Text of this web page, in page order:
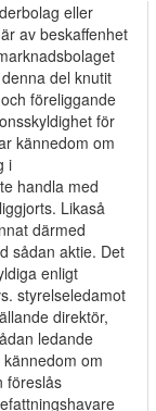
eller
av beskaffenhet
del knutit
föreliggande
för
kännedom om
i
handla med
Likaså
därmed
sådan aktie. Det
enligt
styrelseledamot
direktör,
ledande
om
föreslås